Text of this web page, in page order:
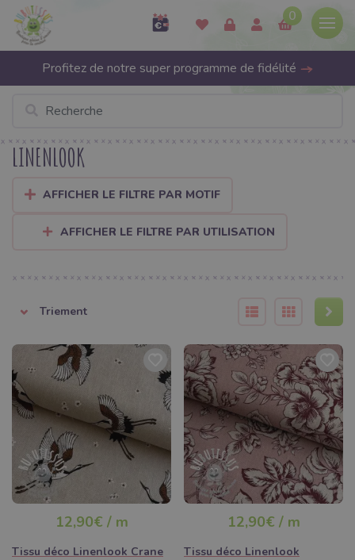
0
Profitez de notre super programme de fidélité
LINENLOOK
AFFICHER LE FILTRE PAR MOTIF
AFFICHER LE FILTRE PAR UTILISATION
Triement
12,90€ / m
Tissu déco Linenlook Crane
12,90€ / m
Tissu déco Linenlook